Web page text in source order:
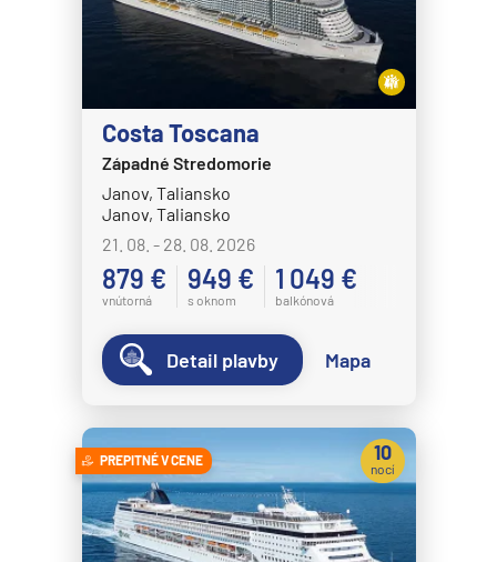
Disney Dream
Disney Fantasy
Disney Treasure
Disney Wish
Disney Wonder
Explora Journeys
Explora I
Explora III
Explora IV
Explora V
Explora VI
Hapag-Lloyd Cruises
HANSEATIC inspiration
Costa Toscana
Západné Stredomorie
Janov, Taliansko
Janov, Taliansko
21. 08. - 28. 08. 2026
879 €
vnútorná
949 €
s oknom
1 049 €
balkónová
Detail plavby Mapa
PREPITNÉ V CENE 10
nocí